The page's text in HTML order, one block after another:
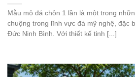
Mẫu mộ đá chôn 1 lần là một trong
chuộng trong lĩnh vực đá mỹ nghệ, đặc
Đức Ninh Bình. Với thiết kế tinh [...]